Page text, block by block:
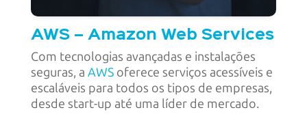
AWS – Amazon Web Services
Com tecnologias avançadas e instalações
seguras, a AWSoferece serviços acessíveis e
escaláveis para todos os tipos de empresas,
desde start-up até uma líder de mercado.